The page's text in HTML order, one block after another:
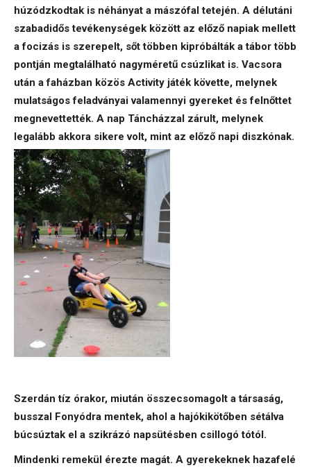
húzódzkodtak is néhányat a mászófal tetején. A délutáni
szabadidős tevékenységek között az előző napiak mellett
a focizás is szerepelt, sőt többen kipróbálták a tábor több
pontján megtalálható nagyméretű csúzlikat is. Vacsora
után a faházban közös Activity játék követte, melynek
mulatságos feladványai valamennyi gyereket és felnőttet
megnevettették. A nap Táncházzal zárult, melynek
legalább akkora sikere volt, mint az előző napi diszkónak.
Szerdán tíz órakor, miután összecsomagolt a társaság,
busszal Fonyódra mentek, ahol a hajókikötőben sétálva
búcsúztak el a szikrázó napsütésben csillogó tótól.
Mindenki remekül érezte magát. A gyerekeknek hazafelé